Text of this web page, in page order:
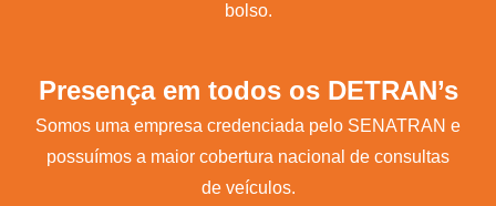
bolso.
Presença em todos os DETRAN’s
Somos uma empresa credenciada pelo SENATRAN e
possuímos a maior cobertura nacional de consultas
de veículos.